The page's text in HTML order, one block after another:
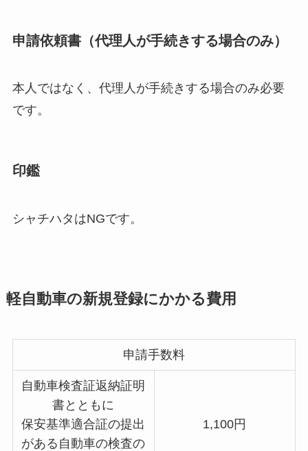
申請依頼書（代理人が手続きする場合のみ）
本人ではなく、代理人が手続きする場合のみ必要
です。
印鑑
シャチハタはNGです。
軽自動車の新規登録にかかる費用
申請手数料
自動車検査証返納証明
書とともに
保安基準適合証の提出
がある自動車の検査の
1,100円